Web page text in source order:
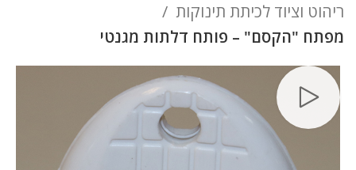
ריהוט וציוד לכיתת תינוקות
מפתח "הקסם" – פותח דלתות מגנטי